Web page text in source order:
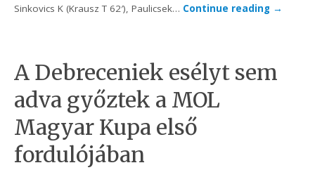
Sinkovics K (Krausz T 62′), Paulicsek… Continue reading →
A Debreceniek esélyt sem
adva győztek a MOL
Magyar Kupa első
fordulójában